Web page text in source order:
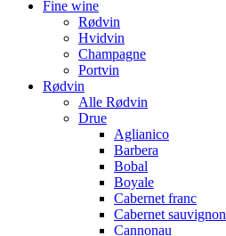
Fine wine
Rødvin
Hvidvin
Champagne
Portvin
Rødvin
Alle Rødvin
Drue
Aglianico
Barbera
Bobal
Boyale
Cabernet franc
Cabernet sauvignon
Cannonau